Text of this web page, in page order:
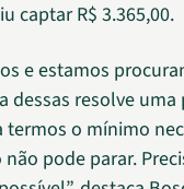
captar R$ 3.365,00.
e estamos
dessas resolve
o mínimo
pode parar.